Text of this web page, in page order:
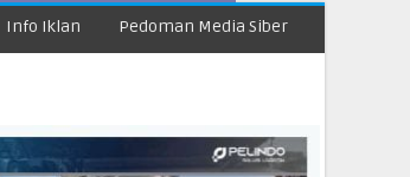
Info Iklan Pedoman Media Siber